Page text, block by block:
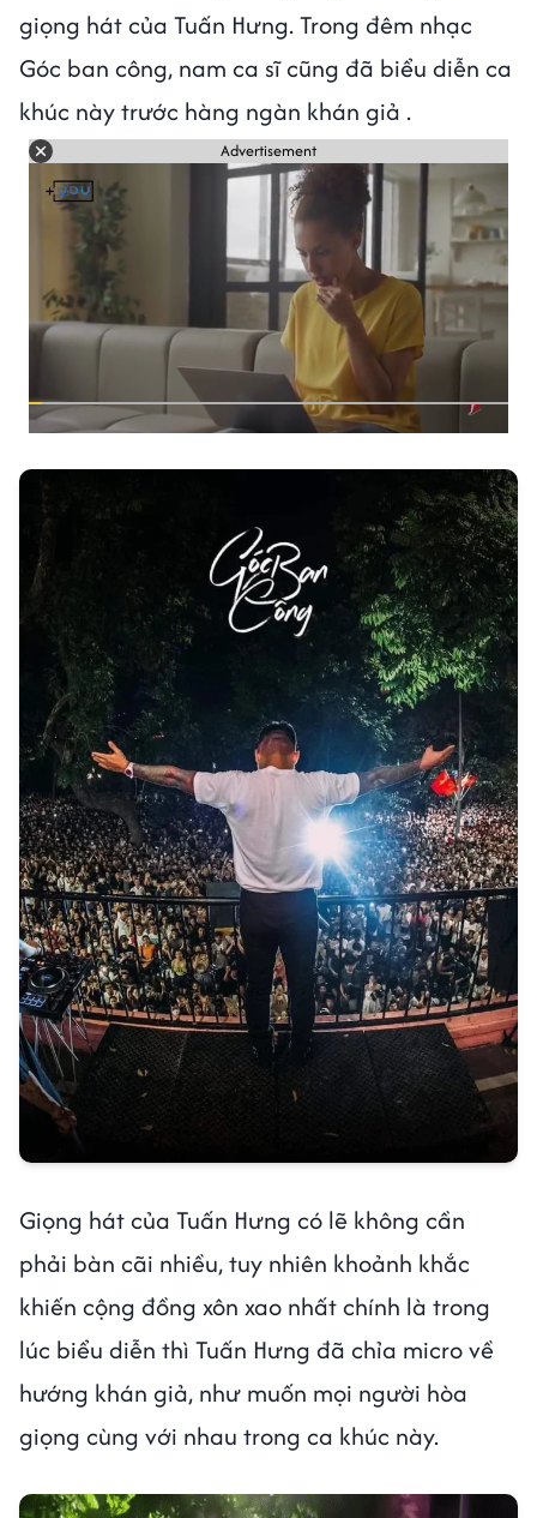
giọng hát của Tuấn Hưng. Trong đêm nhạc
Góc ban công, nam ca sĩ cũng đã biểu diễn ca
khúc này trước hàng ngàn khán giả .
Advertisement
Giọng hát của Tuấn Hưng có lẽ không cần
phải bàn cãi nhiều, tuy nhiên khoảnh khắc
khiến cộng đồng xôn xao nhất chính là trong
lúc biểu diễn thì Tuấn Hưng đã chỉa micro về
hướng khán giả, như muốn mọi người hòa
giọng cùng với nhau trong ca khúc này.